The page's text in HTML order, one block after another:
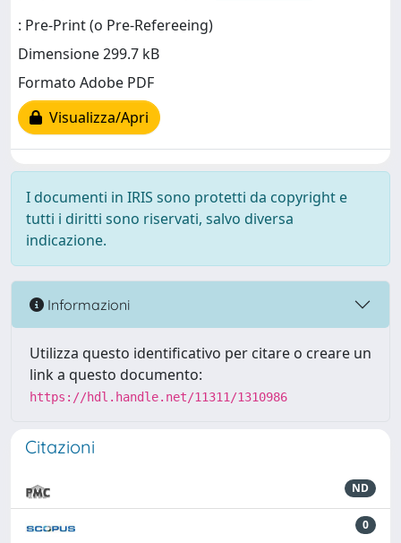
: Pre-Print (o Pre-Refereeing)
Dimensione 299.7 kB
Formato Adobe PDF
Visualizza/Apri
I documenti in IRIS sono protetti da copyright e
tutti i diritti sono riservati, salvo diversa
indicazione.
Informazioni
Utilizza questo identificativo per citare o creare un
link a questo documento:
https://hdl.handle.net/11311/1310986
Citazioni
ND
0